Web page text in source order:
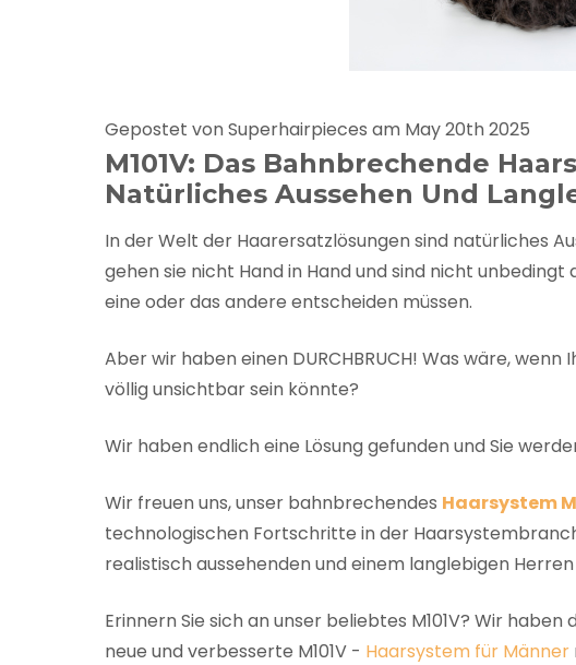
FAQ
Gepostet von Superhairpieces am May 20th 2025
M101V: Das Bahnbrechende
Natürliches Aussehen Und
In der Welt der Haarersatzlösungen sind natürliches
gehen sie nicht Hand in Hand und sind nicht
eine oder das andere entscheiden müssen.
Aber wir haben einen DURCHBRUCH! Was wäre, wenn
völlig unsichtbar sein könnte?
Wir haben endlich eine Lösung gefunden und Sie
Wir freuen uns, unser bahnbrechendes Haarsystem
technologischen Fortschritte in der
realistisch aussehenden und einem langlebigen
Erinnern Sie sich an unser beliebtes M101V? Wir
neue und verbesserte M101V - Haarsystem für Männer